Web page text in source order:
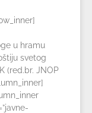
u hramu
svetog
(red.br. JNOP